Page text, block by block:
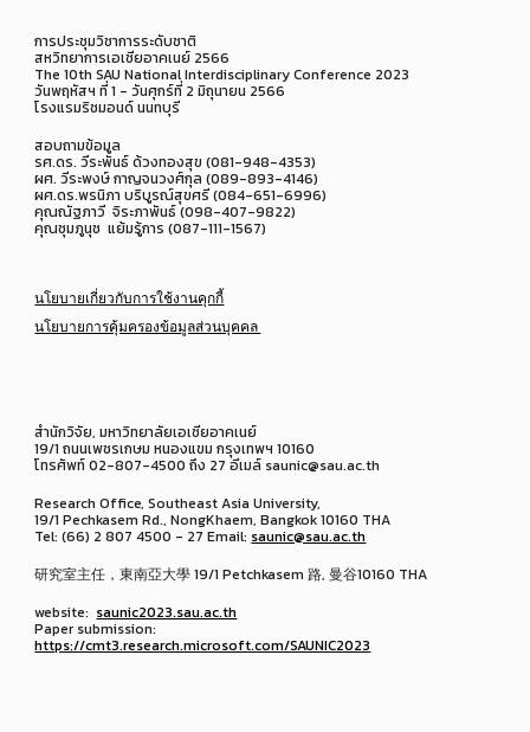
การประชุมวิชาการระดับชาติ
สหวิทยาการเอเชียอาคเนย์ 2566
The 10th SAU National Interdisciplinary Conference 2023
วันพฤหัสฯ ที่ 1 - วันศุกร์ที่ 2 มิถุนายน 2566
โรงแรมริชมอนด์ นนทบุรี
สอบถามข้อมูล
รศ.ดร. วีระพันธ์ ด้วงทองสุข (081-948-4353)
ผศ. วีระพงษ์ กาญจนวงศ์กุล (089-893-4146)
ผศ.ดร.พรนิภา บริบูรณ์สุขศรี (084-651-6996)
คุณณัฐภาวี จิระภาพันธ์ (098-407-9822)
คุณชุมภูนุช แย้มรู้การ (087-111-1567)
นโยบายเกี่ยวกับการใช้งานคุกกี้
นโยบายการคุ้มครองข้อมูลส่วนบุคคล
สำนักวิจัย, มหาวิทยาลัยเอเชียอาคเนย์
19/1 ถนนเพชรเกษม หนองแขม กรุงเทพฯ 10160
โทรศัพท์ 02-807-4500 ถึง 27 อีเมล์ saunic@sau.ac.th
Research Office, Southeast Asia University,
19/1 Pechkasem Rd., NongKhaem, Bangkok 10160 THA
Tel: (66) 2 807 4500 - 27 Email: saunic@sau.ac.th
研究室主任，東南亞大學 19/1 Petchkasem 路, 曼谷10160 THA
website: saunic2023.sau.ac.th
Paper submission:
https://cmt3.research.microsoft.com/SAUNIC2023